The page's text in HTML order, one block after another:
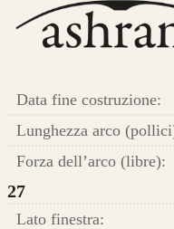
Data fine costruzione:
Lunghezza arco
Forza dell’arco (libre):
27
Lato finestra: